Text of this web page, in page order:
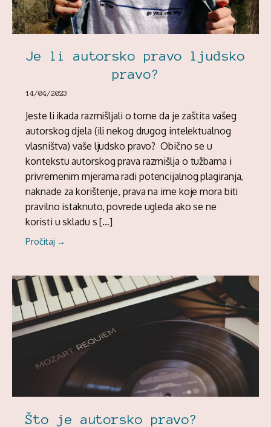
Je li autorsko pravo ljudsko
pravo?
14/04/2023
Jeste li ikada razmišljali o tome da je zaštita vašeg
autorskog djela (ili nekog drugog intelektualnog
vlasništva) vaše ljudsko pravo? Obično se u
kontekstu autorskog prava razmišlja o tužbama i
privremenim mjerama radi potencijalnog plagiranja,
naknade za korištenje, prava na ime koje mora biti
pravilno istaknuto, povrede ugleda ako se ne
koristi u skladu s […]
Pročitaj →
Što je autorsko pravo?